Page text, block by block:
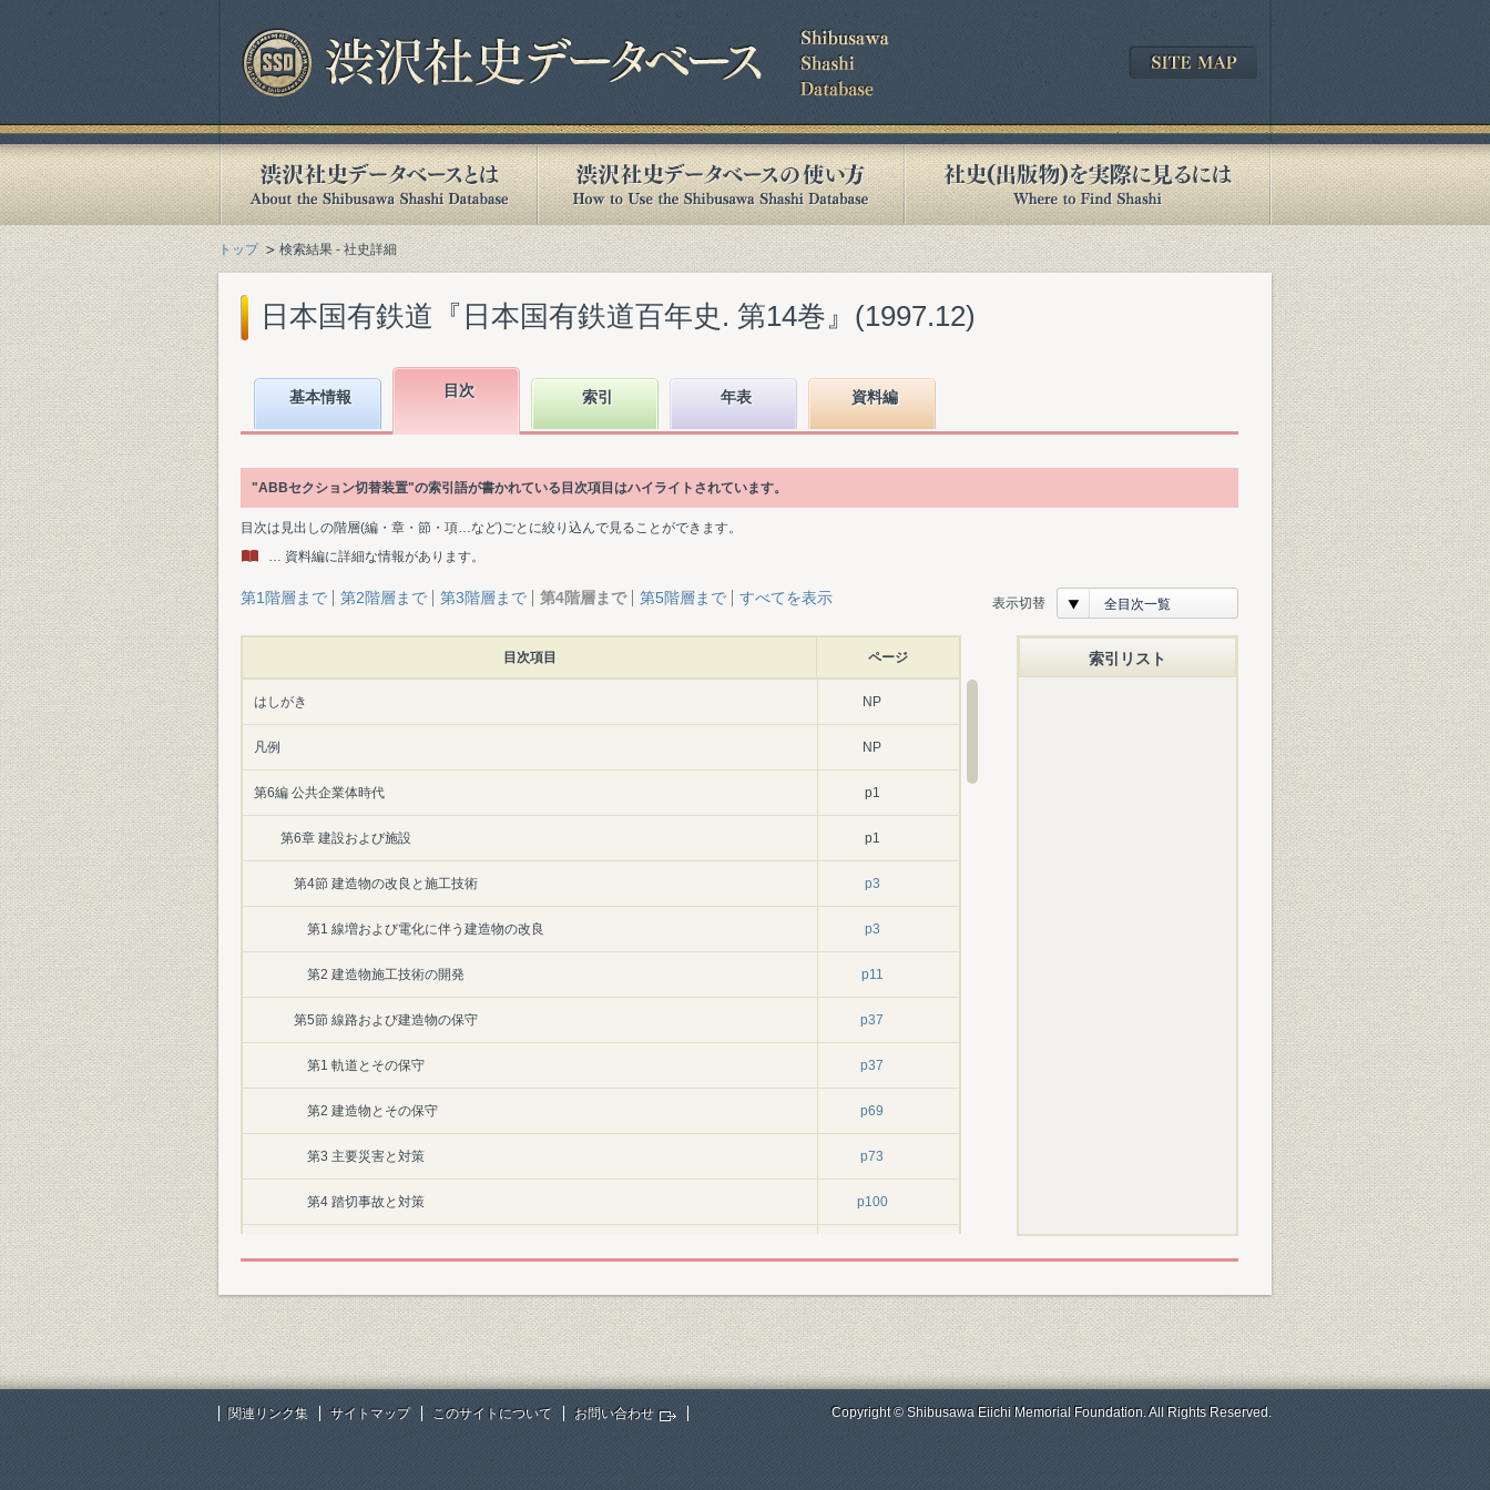
トップ 検索結果 - 社史詳細
日本国有鉄道『日本国有鉄道百年史. 第14巻』(1997.12)
基本情報 目次 索引 年表 資料編
"ABBセクション切替装置"の索引語が書かれている目次項目はハイライトされています。
目次は見出しの階層(編・章・節・項…など)ごとに絞り込んで見ることができます。
… 資料編に詳細な情報があります。
第1階層まで 第2階層まで 第3階層まで 第4階層まで 第5階層まで すべてを表示 表示切替 全目次一覧
目次項目 ページ
はしがき NP
凡例 NP
第6編 公共企業体時代 p1
第6章 建設および施設 p1
第4節 建造物の改良と施工技術 p3
第1 線増および電化に伴う建造物の改良 p3
第2 建造物施工技術の開発 p11
第5節 線路および建造物の保守 p37
第1 軌道とその保守 p37
第2 建造物とその保守 p69
第3 主要災害と対策 p73
第4 踏切事故と対策 p100
第6節 建築 p125
第7章 電気 p205
第1節 電気技術進展の概要 p207
索引リスト
関連リンク集 サイトマップ このサイトについて お問い合わせ Copyright © Shibusawa Eiichi Memorial Foundation. All Rights Reserved.